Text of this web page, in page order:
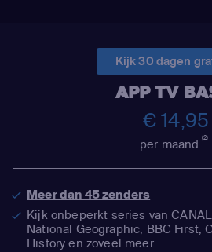
Kijk 30 dagen
APP TV
€ 14,95
per maand(2)
Meer dan 45 zenders
Kijk onbeperkt series van
National Geographic, BBC First,
History en zoveel meer